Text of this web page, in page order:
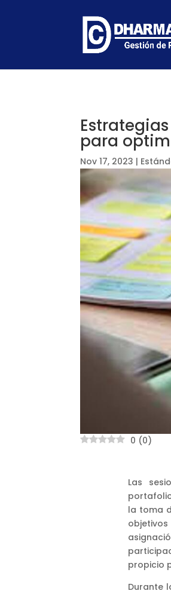
para
Nov 17, 2023 |
0 (0)
Las
la toma
propicio
Durante